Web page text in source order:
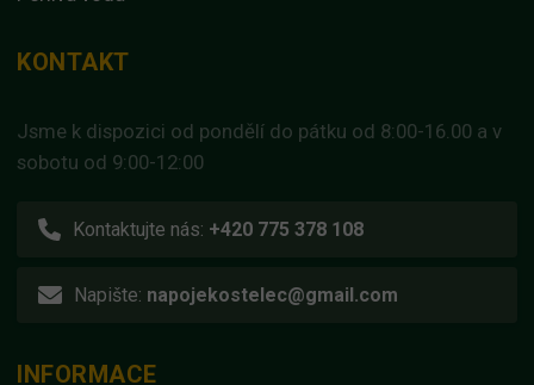
KONTAKT
Jsme k dispozici od pondělí do pátku od 8:00-16.00 a v
sobotu od 9:00-12:00
Kontaktujte nás: +420 775 378 108
Napište: napojekostelec@gmail.com
INFORMACE